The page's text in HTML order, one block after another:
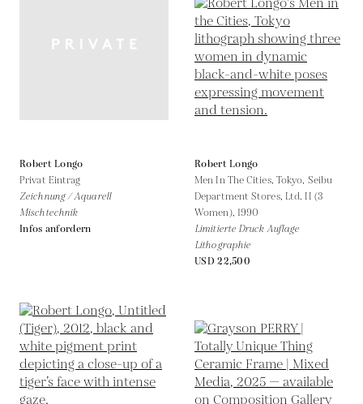
Robert Longo
Privat Eintrag
Zeichnung / Aquarell
Mischtechnik
Infos anfordern
Robert Longo
Men In The Cities, Tokyo, Seibu
Department Stores, Ltd. II (3
Women), 1990
Limitierte Druck Auflage
Lithographie
USD 22,500